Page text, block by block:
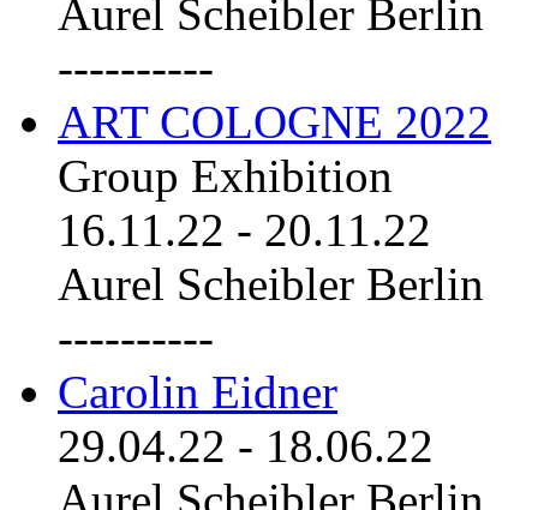
Aurel Scheibler Berlin
----------
ART COLOGNE 2022
Group Exhibition
16.11.22 - 20.11.22
Aurel Scheibler Berlin
----------
Carolin Eidner
29.04.22 - 18.06.22
Aurel Scheibler Berlin